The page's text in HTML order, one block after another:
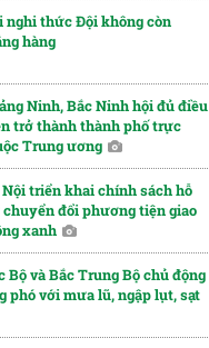
nghi thức Đội không còn
hàng
Ninh, Bắc Ninh hội đủ điều
trở thành thành phố trực
Trung ương
Nội triển khai chính sách hỗ
đổi phương tiện giao
xanh
Bộ và Bắc Trung Bộ chủ động
phó với mưa lũ, ngập lụt, sạt